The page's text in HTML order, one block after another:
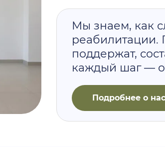
Мы знаем, как
реабилитации.
поддержат,
каждый шаг —
Подробнее о нас